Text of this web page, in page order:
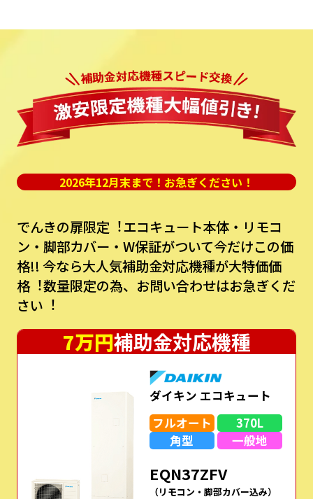
2026年12月末まで！お急ぎください！
でんきの扉限定︕エコキュート本体・リモコ
ン・脚部カバー・W保証がついて今だけこの価
格!! 今なら⼤⼈気補助⾦対応機種が⼤特価価
格︕数量限定の為、お問い合わせはお急ぎくだ
さい︕
7万円補助金対応機種
ダイキン エコキュート
フルオート
370L
角型
一般地
EQN37ZFV
（リモコン・脚部カバー込み）